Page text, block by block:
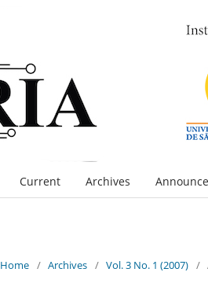
Current Archives
Home / Archives / Vol. 3 No. 1 (2007) /